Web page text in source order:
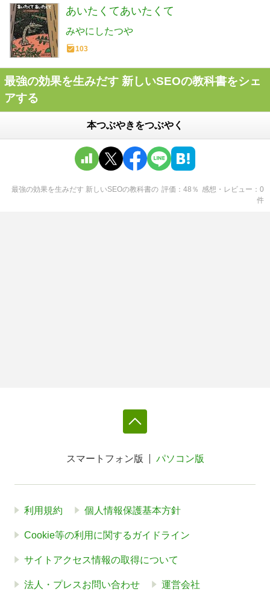
あいたくてあいたくて
みやにしたつや
103
最強の効果を生みだす 新しいSEOの教科書をシェ
アする
本つぶやきをつぶやく
最強の効果を生みだす 新しいSEOの教科書の 評価 48 ％ 感想・レビュー
0
件
スマートフォン版 パソコン版
利用規約 個人情報保護基本方針
Cookie等の利用に関するガイドライン
サイトアクセス情報の取得について
法人・プレスお問い合わせ 運営会社